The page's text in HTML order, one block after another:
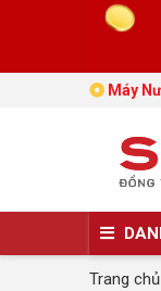
Máy
Trang chủ